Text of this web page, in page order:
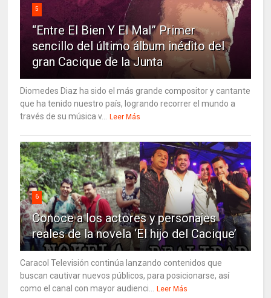
5
“Entre El Bien Y El Mal” Primer
sencillo del último álbum inédito del
gran Cacique de la Junta
Diomedes Diaz ha sido el más grande compositor y cantante
que ha tenido nuestro país, logrando recorrer el mundo a
través de su música v...
Leer Más
6
Conoce a los actores y personajes
reales de la novela ‘El hijo del Cacique’
Caracol Televisión continúa lanzando contenidos que
buscan cautivar nuevos públicos, para posicionarse, así
como el canal con mayor audienci...
Leer Más